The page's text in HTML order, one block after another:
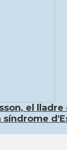
el lladre
síndrome